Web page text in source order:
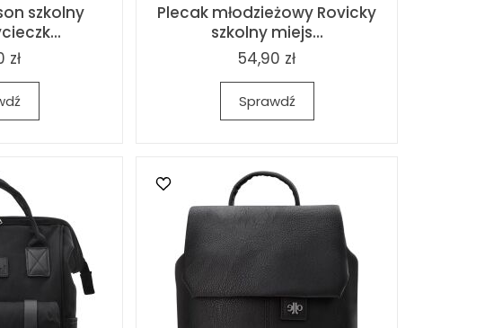
szkolny
zł
Plecak młodzieżowy Rovicky
szkolny miejs...
54,90 zł
Sprawdź